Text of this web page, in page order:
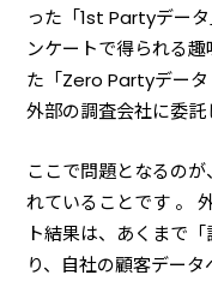
った「1st Partyデー
ンケートで得られる
た「Zero Partyデータ
外部の調査会社に委託
ここで問題となるの
れていることです 。
ト結果は、あくまで
り、自社の顧客デー